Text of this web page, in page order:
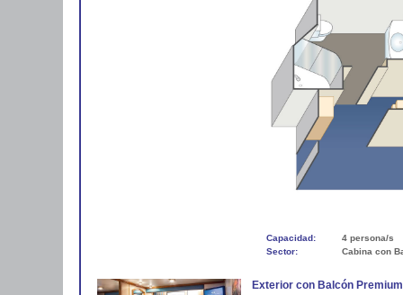
Capacidad:
4 persona/s
Sector:
Cabina con
Exterior con Balcón